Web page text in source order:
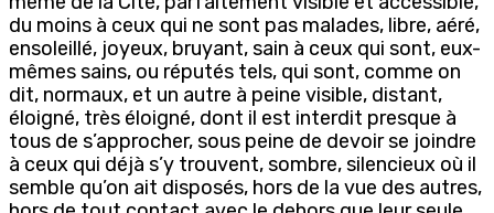
du moins à ceux qui ne sont pas malades, libre, aéré,
ensoleillé, joyeux, bruyant, sain à ceux qui sont, eux-
mêmes sains, ou réputés tels, qui sont, comme on
dit, normaux, et un autre à peine visible, distant,
éloigné, très éloigné, dont il est interdit presque à
tous de s’approcher, sous peine de devoir se joindre
à ceux qui déjà s’y trouvent, sombre, silencieux où il
semble qu’on ait disposés, hors de la vue des autres,